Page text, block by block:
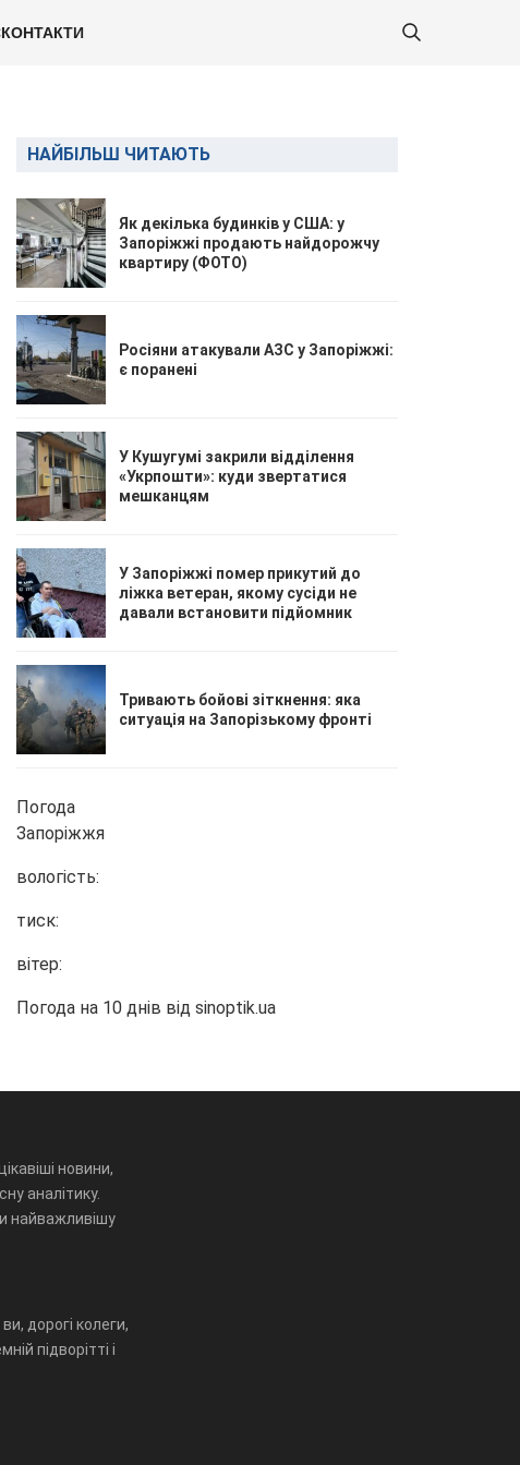
КОНТАКТИ
НАЙБІЛЬШ ЧИТАЮТЬ
Як декілька будинків у США: у
Запоріжжі продають найдорожчу
квартиру (ФОТО)
Росіяни атакували АЗС у Запоріжжі:
є поранені
У Кушугумі закрили відділення
«Укрпошти»: куди звертатися
мешканцям
У Запоріжжі помер прикутий до
ліжка ветеран, якому сусіди не
давали встановити підйомник
Тривають бойові зіткнення: яка
ситуація на Запорізькому фронті
Погода
Запоріжжя
вологість:
тиск:
вітер:
Погода на 10 днів від sinoptik.ua
новини,
аналітику.
найважливішу
дорогі колеги,
підворітті і